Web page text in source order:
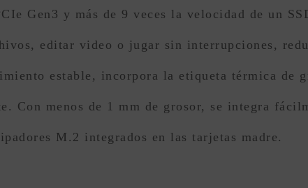
Gen3 y más de 9 veces la velocidad de un
editar video o jugar sin interrupciones,
estable, incorpora la etiqueta térmica de
Con menos de 1 mm de grosor, se integra
M.2 integrados en las tarjetas madre.